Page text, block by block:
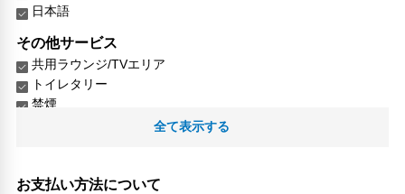
日本語
その他サービス
共用ラウンジ/TVエリア
トイレタリー
禁煙
全て表示する
お支払い方法について